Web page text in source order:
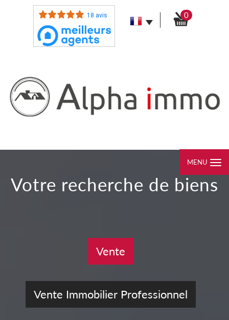
18 avis 0
MENU
votre recherche de biens
Vente
Vente Immobilier Professionnel